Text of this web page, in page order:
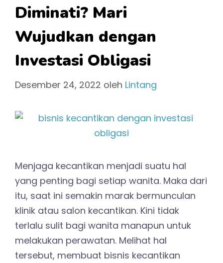
Diminati? Mari
Wujudkan dengan
Investasi Obligasi
Desember 24, 2022 oleh Lintang
Menjaga kecantikan menjadi suatu hal
yang penting bagi setiap wanita. Maka dari
itu, saat ini semakin marak bermunculan
klinik atau salon kecantikan. Kini tidak
terlalu sulit bagi wanita manapun untuk
melakukan perawatan. Melihat hal
tersebut, membuat bisnis kecantikan